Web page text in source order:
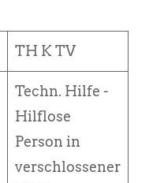
TH K TV
Techn. Hilfe -
Hilflose
Person in
verschlossener